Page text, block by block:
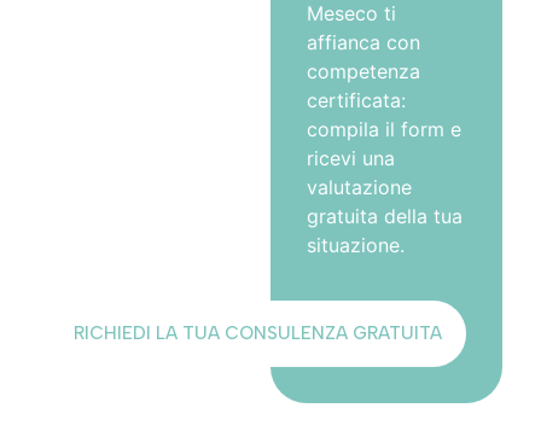
Meseco ti
affianca con
competenza
certificata:
compila il form e
ricevi una
valutazione
gratuita della tua
situazione.
RICHIEDI LA TUA CONSULENZA GRATUITA